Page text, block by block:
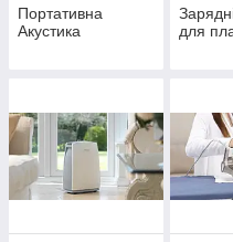
Портативна
Акустика
для